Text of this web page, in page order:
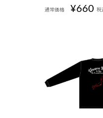
通常価格 ¥660 税
26-27 ユニフォ